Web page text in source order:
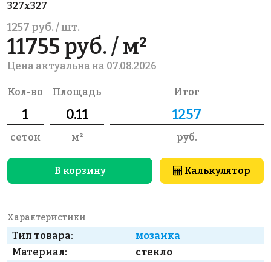
327x327
1257 руб. / шт.
11755 руб. / м²
Цена актуальна на 07.08.2026
Кол-во
сеток
Площадь
м²
Итог
руб.
В корзину Калькулятор
Характеристики
Тип товара:
мозаика
Материал:
стекло